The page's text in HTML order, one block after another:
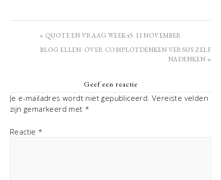
« QUOTE EN VRAAG WEEK45: 11 NOVEMBER
BLOG ELLEN: OVER COMPLOTDENKEN VERSUS ZELF
NADENKEN »
Geef een reactie
Je e-mailadres wordt niet gepubliceerd. Vereiste velden
zijn gemarkeerd met *
Reactie *